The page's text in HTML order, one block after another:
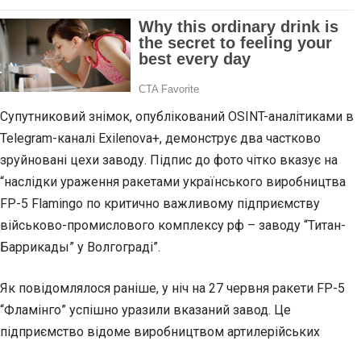
Супутниковий знімок, опублікований OSINT-аналітиками в
Telegram-каналі Exilenova+, демонструє два частково
зруйновані цехи заводу. Підпис до фото чітко вказує на
“наслідки ураження ракетами українського виробництва
FP-5 Flamingo по критично важливому підприємству
військово-промислового комплексу рф – заводу “Титан-
Баррикады” у Волгограді”.
Як повідомлялося раніше, у ніч на 27 червня ракети FP-5
“Фламінго” успішно уразили вказаний завод. Це
підприємство відоме виробництвом артилерійських